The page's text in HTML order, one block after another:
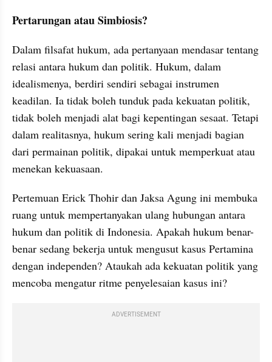
Pertarungan atau Simbiosis?
Dalam filsafat hukum, ada pertanyaan mendasar tentang
relasi antara hukum dan politik. Hukum, dalam
idealismenya, berdiri sendiri sebagai instrumen
keadilan. Ia tidak boleh tunduk pada kekuatan politik,
tidak boleh menjadi alat bagi kepentingan sesaat. Tetapi
dalam realitasnya, hukum sering kali menjadi bagian
dari permainan politik, dipakai untuk memperkuat atau
menekan kekuasaan.
Pertemuan Erick Thohir dan Jaksa Agung ini membuka
ruang untuk mempertanyakan ulang hubungan antara
hukum dan politik di Indonesia. Apakah hukum benar-
benar sedang bekerja untuk mengusut kasus Pertamina
dengan independen? Ataukah ada kekuatan politik yang
mencoba mengatur ritme penyelesaian kasus ini?
ADVERTISEMENT